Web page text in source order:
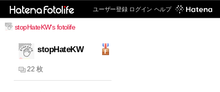
ユーザー登録 ログイン ヘルプ
stopHateKW's fotolife
stopHateKW
22 枚